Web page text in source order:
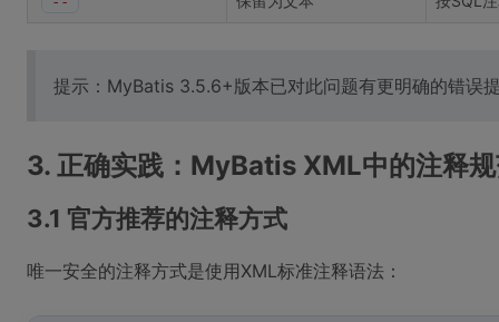
提示：MyBatis 3.5.6+版本已对此问题有更明确的错误
3. 正确实践：MyBatis XML中的注释
3.1 官方推荐的注释方式
唯一安全的注释方式是使用XML标准注释语法：